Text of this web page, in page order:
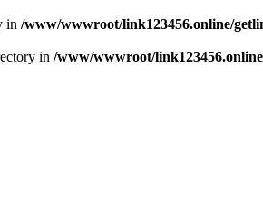
in /www/wwwroot/link123456.online/
in /www/wwwroot/